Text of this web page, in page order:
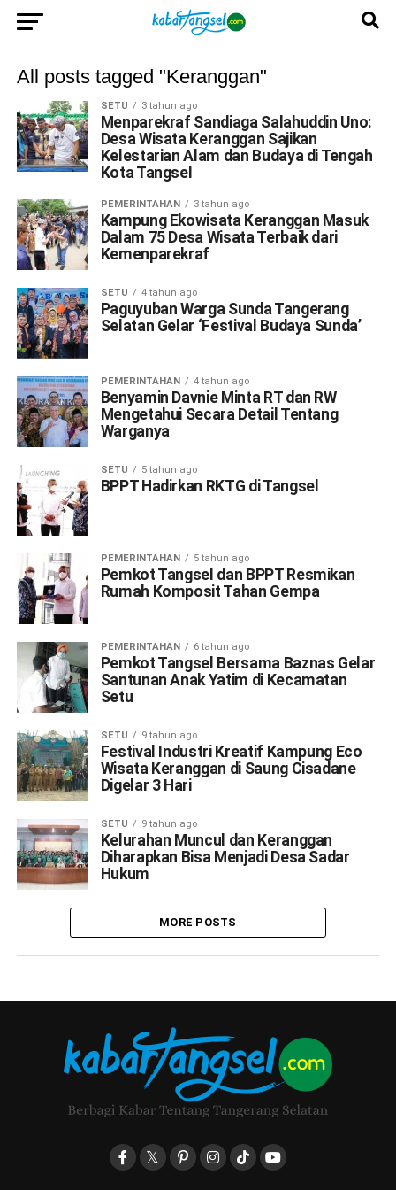
All posts tagged "Keranggan"
SETU 3 tahun ago
Menparekraf Sandiaga Salahuddin Uno:
Desa Wisata Keranggan Sajikan
Kelestarian Alam dan Budaya di Tengah
Kota Tangsel
PEMERINTAHAN 3 tahun ago
Kampung Ekowisata Keranggan Masuk
Dalam 75 Desa Wisata Terbaik dari
Kemenparekraf
SETU 4 tahun ago
Paguyuban Warga Sunda Tangerang
Selatan Gelar ‘Festival Budaya Sunda’
PEMERINTAHAN 4 tahun ago
Benyamin Davnie Minta RT dan RW
Mengetahui Secara Detail Tentang
Warganya
SETU 5 tahun ago
BPPT Hadirkan RKTG di Tangsel
PEMERINTAHAN 5 tahun ago
Pemkot Tangsel dan BPPT Resmikan
Rumah Komposit Tahan Gempa
PEMERINTAHAN 6 tahun ago
Pemkot Tangsel Bersama Baznas Gelar
Santunan Anak Yatim di Kecamatan
Setu
SETU 9 tahun ago
Festival Industri Kreatif Kampung Eco
Wisata Keranggan di Saung Cisadane
Digelar 3 Hari
SETU 9 tahun ago
Kelurahan Muncul dan Keranggan
Diharapkan Bisa Menjadi Desa Sadar
Hukum
MORE POSTS